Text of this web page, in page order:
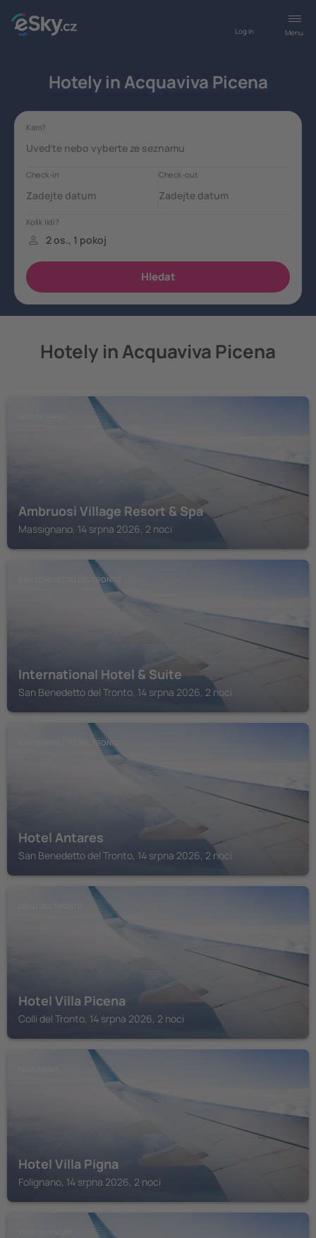
Menu
Log in
Hotely in Acquaviva Picena
Hotely in Acquaviva Picena
Ambruosi Village Resort & Spa
Massignano, 14 srpna 2026, 2 noci
SAN BENEDETTO DEL TRONTO
International Hotel & Suite
San Benedetto del Tronto, 14 srpna 2026, 2 noci
SAN BENEDETTO DEL TRONTO
Hotel Antares
San Benedetto del Tronto, 14 srpna 2026, 2 noci
Hotel Villa Picena
Colli del Tronto, 14 srpna 2026, 2 noci
Hotel Villa Pigna
Folignano, 14 srpna 2026, 2 noci